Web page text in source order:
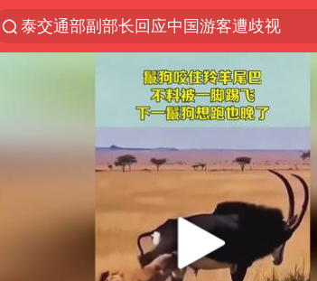
泰交通部副部长回应中国游客遭歧视
台风白海豚体型变大近似13个浙江面积
以军空袭黎南部真主党
1岁宝宝碰坏纸巾盒 宝妈被索赔924元
台风白海豚逼近 暴雨大暴雨来袭
“空调24小时开着更省电”不实